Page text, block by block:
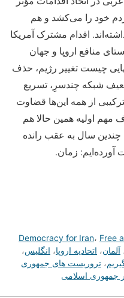
خود را می‌کشد و هم
اقدام مشترک آمریکا
منافع اروپا و جهان
چیست تغییر رژیم، حذف
شبکه چندسرِ، تسریع
از همه این‌ها قضاوت
اولیه همین حالا هم
سال به عقب رانده
زمان.
Democracy for Iran، Free
آلمان، اتحادیه اروپا، انگلیس،
، تروریست های جمهوری
جمهوری اسلامی